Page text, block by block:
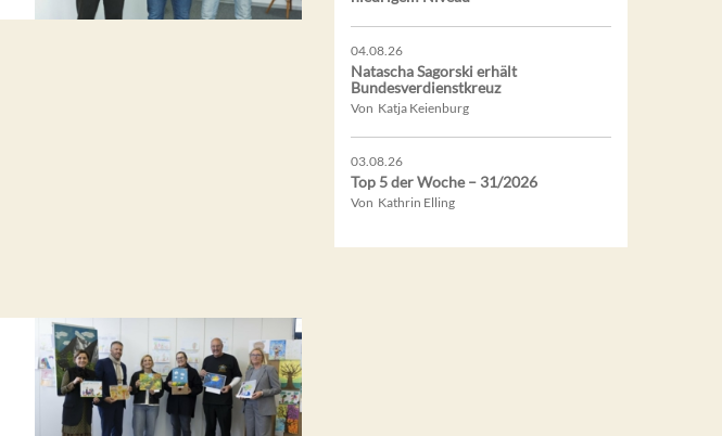
04.08.26
Natascha Sagorski erhält
Bundesverdienstkreuz
Von Katja Keienburg
03.08.26
Top 5 der Woche – 31/2026
Von Kathrin Elling